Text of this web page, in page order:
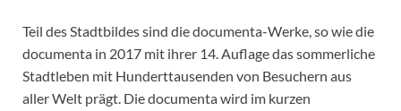
Teil des Stadtbildes sind die documenta-Werke, so wie die
documenta in 2017 mit ihrer 14. Auflage das sommerliche
Stadtleben mit Hunderttausenden von Besuchern aus
aller Welt prägt. Die documenta wird im kurzen